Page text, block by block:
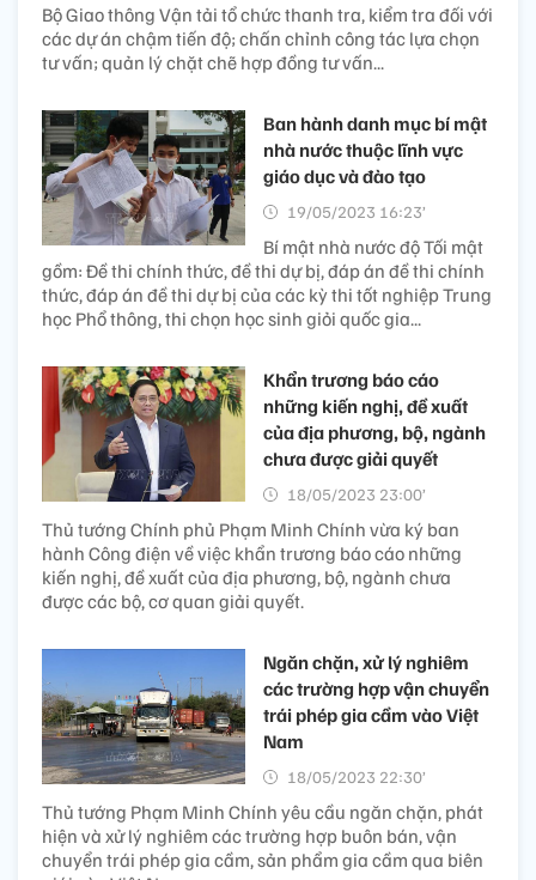
Bộ Giao thông Vận tải tổ chức thanh tra, kiểm tra đối với
các dự án chậm tiến độ; chấn chỉnh công tác lựa chọn
tư vấn; quản lý chặt chẽ hợp đồng tư vấn...
Ban hành danh mục bí mật
nhà nước thuộc lĩnh vực
giáo dục và đào tạo
19/05/2023 16:23’
Bí mật nhà nước độ Tối mật
gồm: Đề thi chính thức, đề thi dự bị, đáp án đề thi chính
thức, đáp án đề thi dự bị của các kỳ thi tốt nghiệp Trung
học Phổ thông, thi chọn học sinh giỏi quốc gia...
Khẩn trương báo cáo
những kiến nghị, đề xuất
của địa phương, bộ, ngành
chưa được giải quyết
18/05/2023 23:00’
Thủ tướng Chính phủ Phạm Minh Chính vừa ký ban
hành Công điện về việc khẩn trương báo cáo những
kiến nghị, đề xuất của địa phương, bộ, ngành chưa
được các bộ, cơ quan giải quyết.
Ngăn chặn, xử lý nghiêm
các trường hợp vận chuyển
trái phép gia cầm vào Việt
Nam
18/05/2023 22:30’
Thủ tướng Phạm Minh Chính yêu cầu ngăn chặn, phát
hiện và xử lý nghiêm các trường hợp buôn bán, vận
chuyển trái phép gia cầm, sản phẩm gia cầm qua biên